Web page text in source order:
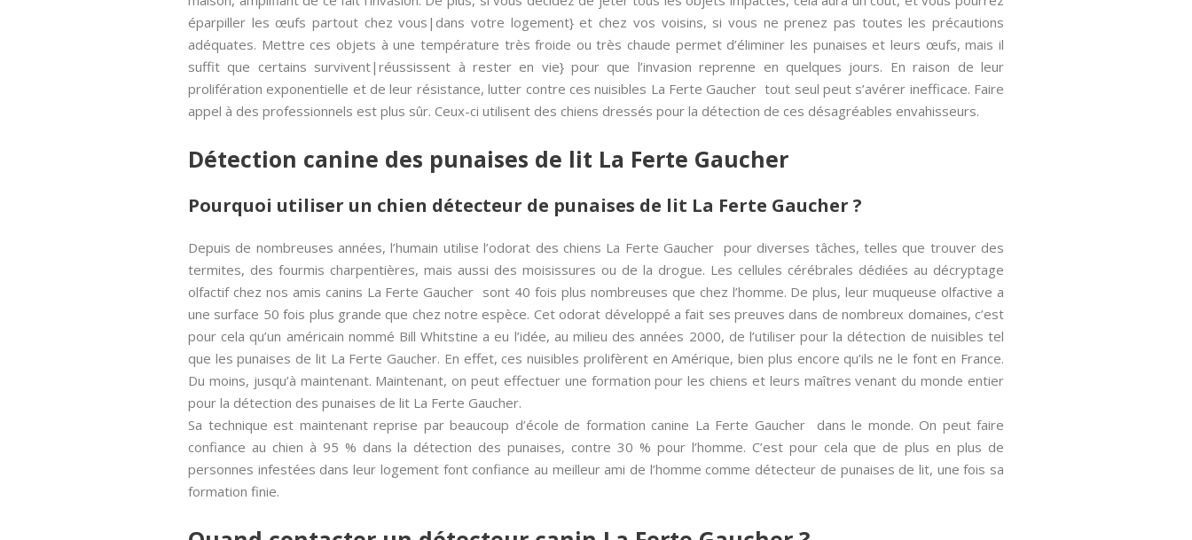
éparpiller les œufs partout chez vous|dans votre logement} et chez vos voisins, si vous ne prenez pas toutes les précautions
adéquates. Mettre ces objets à une température très froide ou très chaude permet d’éliminer les punaises et leurs œufs, mais il
suffit que certains survivent|réussissent à rester en vie} pour que l’invasion reprenne en quelques jours. En raison de leur
prolifération exponentielle et de leur résistance, lutter contre ces nuisibles La Ferte Gaucher tout seul peut s’avérer inefficace. Faire
appel à des professionnels est plus sûr. Ceux-ci utilisent des chiens dressés pour la détection de ces désagréables envahisseurs.
Détection canine des punaises de lit La Ferte Gaucher
Pourquoi utiliser un chien détecteur de punaises de lit La Ferte Gaucher ?
Depuis de nombreuses années, l’humain utilise l’odorat des chiens La Ferte Gaucher pour diverses tâches, telles que trouver des
termites, des fourmis charpentières, mais aussi des moisissures ou de la drogue. Les cellules cérébrales dédiées au décryptage
olfactif chez nos amis canins La Ferte Gaucher sont 40 fois plus nombreuses que chez l’homme. De plus, leur muqueuse olfactive a
une surface 50 fois plus grande que chez notre espèce. Cet odorat développé a fait ses preuves dans de nombreux domaines, c’est
pour cela qu’un américain nommé Bill Whitstine a eu l’idée, au milieu des années 2000, de l’utiliser pour la détection de nuisibles tel
que les punaises de lit La Ferte Gaucher. En effet, ces nuisibles prolifèrent en Amérique, bien plus encore qu’ils ne le font en France.
Du moins, jusqu’à maintenant. Maintenant, on peut effectuer une formation pour les chiens et leurs maîtres venant du monde entier
pour la détection des punaises de lit La Ferte Gaucher.
Sa technique est maintenant reprise par beaucoup d’école de formation canine La Ferte Gaucher dans le monde. On peut faire
confiance au chien à 95 % dans la détection des punaises, contre 30 % pour l’homme. C’est pour cela que de plus en plus de
personnes infestées dans leur logement font confiance au meilleur ami de l’homme comme détecteur de punaises de lit, une fois sa
formation finie.